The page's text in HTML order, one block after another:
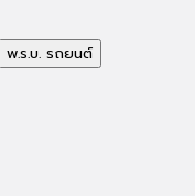
พ.ร.บ. รถยนต์